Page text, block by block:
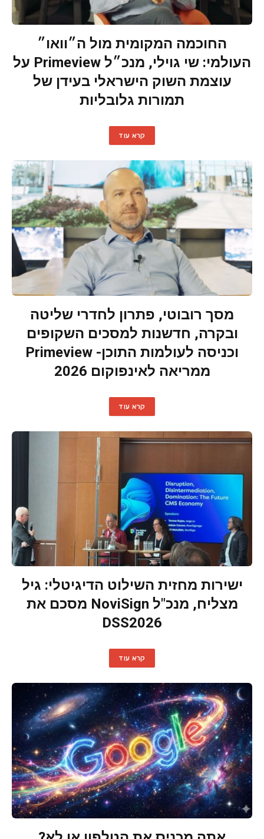
החוכמה המקומית מול ה״וואו״
העולמי: שי גוילי, מנכ״ל Primeview על
עוצמת השוק הישראלי בעידן של
תמורות גלובליות
קרא עוד
מסך רובוטי, פתרון לחדרי שליטה
ובקרה, חדשנות למסכים השקופים
וכניסה לעולמות התוכן- Primeview
ממריאה לאינפוקום 2026
קרא עוד
ישירות מחזית השילוט הדיגיטלי: גיל
מצליח, מנכ"ל NoviSign מסכם את
DSS2026
קרא עוד